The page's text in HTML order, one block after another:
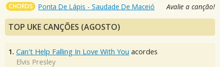
CHORDS Ponta De Lápis - Saudade De Maceió Avalie a canção!
TOP UKE CANÇÕES (AGOSTO)
1. Can't Help Falling In Love With You acordes
Elvis Presley